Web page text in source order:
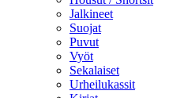
Jalkineet
Suojat
Puvut
Vyöt
Sekalaiset
Urheilukassit